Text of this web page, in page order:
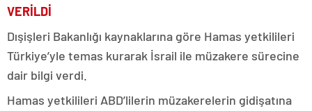
VERİLDİ
Dışişleri Bakanlığı kaynaklarına göre Hamas yetkilileri
Türkiye’yle temas kurarak İsrail ile müzakere sürecine
dair bilgi verdi.
Hamas yetkilileri ABD’lilerin müzakerelerin gidişatına